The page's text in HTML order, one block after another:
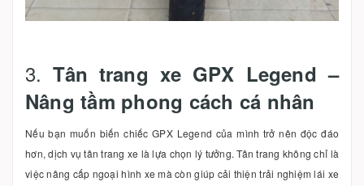
3.Tân trang xe GPX Legend –
Nâng tầm phong cách cá nhân
Nếu bạn muốn biến chiếc GPX Legend của mình trở nên độc đáo
hơn, dịch vụ tân trang xe là lựa chọn lý tưởng. Tân trang không chỉ là
việc nâng cấp ngoại hình xe mà còn giúp cải thiện trải nghiệm lái xe